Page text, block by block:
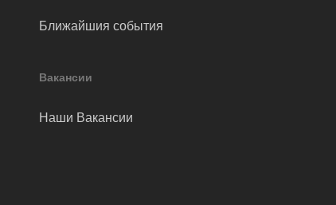
Ближайшия события
Вакансии
Наши Вакансии